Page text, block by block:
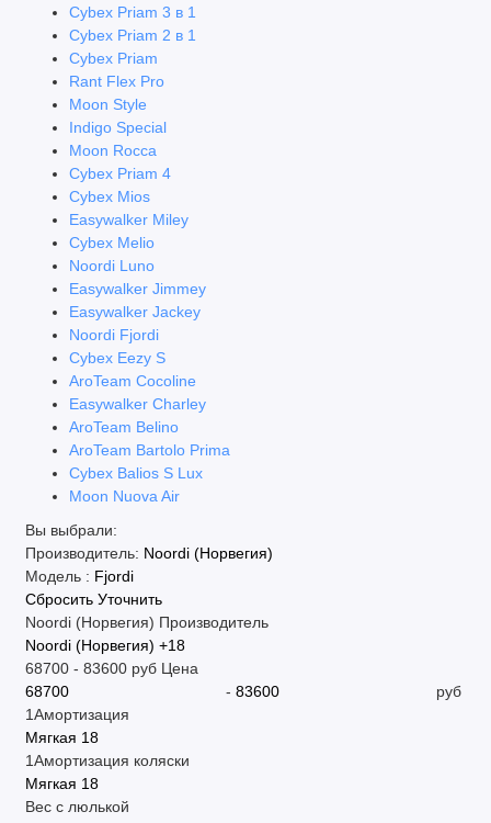
Cybex Priam 3 в 1
Cybex Priam 2 в 1
Cybex Priam
Rant Flex Pro
Moon Style
Indigo Special
Moon Rocca
Cybex Priam 4
Cybex Mios
Easywalker Miley
Cybex Melio
Noordi Luno
Easywalker Jimmey
Easywalker Jackey
Noordi Fjordi
Cybex Eezy S
AroTeam Cocoline
Easywalker Charley
AroTeam Belino
AroTeam Bartolo Prima
Cybex Balios S Lux
Moon Nuova Air
Вы выбрали:
Производитель: Noordi (Норвегия)
Модель : Fjordi
Сбросить Уточнить
Noordi (Норвегия) Производитель
Noordi (Норвегия) +18
68700- 83600руб Цена
-
руб
1Амортизация
Мягкая 18
1Амортизация коляски
Мягкая 18
Вес с люлькой